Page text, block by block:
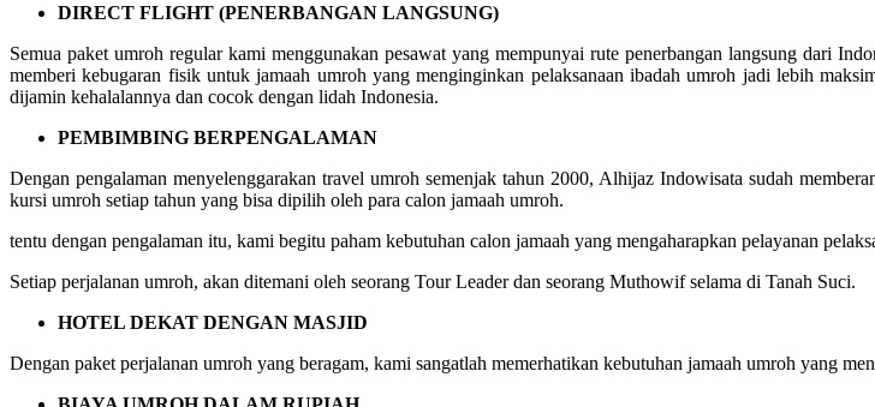
DIRECT FLIGHT (PENERBANGAN LANGSUNG)
Semua paket umroh regular kami menggunakan pesawat yang mempunyai rute penerbangan langsung dari
memberi kebugaran fisik untuk jamaah umroh yang menginginkan pelaksanaan ibadah umroh jadi lebih
dijamin kehalalannya dan cocok dengan lidah Indonesia.
PEMBIMBING BERPENGALAMAN
Dengan pengalaman menyelenggarakan travel umroh semenjak tahun 2000, Alhijaz Indowisata sudah
kursi umroh setiap tahun yang bisa dipilih oleh para calon jamaah umroh.
tentu dengan pengalaman itu, kami begitu paham kebutuhan calon jamaah yang mengaharapkan pelayanan
Setiap perjalanan umroh, akan ditemani oleh seorang Tour Leader dan seorang Muthowif selama di Tanah Suci.
HOTEL DEKAT DENGAN MASJID
Dengan paket perjalanan umroh yang beragam, kami sangatlah memerhatikan kebutuhan jamaah umroh yang